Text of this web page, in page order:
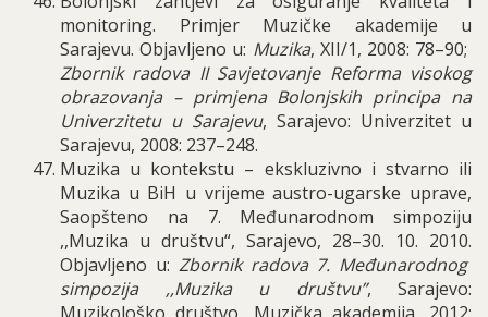
monitoring. Primjer Muzičke akademije u
Sarajevu. Objavljeno u: Muzika, XII/1, 2008: 78–90;
Zbornik radova II Savjetovanje Reforma visokog
obrazovanja – primjena Bolonjskih principa na
Univerzitetu u Sarajevu, Sarajevo: Univerzitet u
Sarajevu, 2008: 237–248.
Muzika u kontekstu – ekskluzivno i stvarno ili
Muzika u BiH u vrijeme austro-ugarske uprave,
Saopšteno na 7. Međunarodnom simpoziju
,,Muzika u društvu“, Sarajevo, 28–30. 10. 2010.
Objavljeno u: Zbornik radova 7. Međunarodnog
simpozija ,,Muzika u društvu”, Sarajevo: